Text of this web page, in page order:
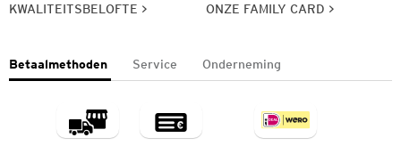
KWALITEITSBELOFTE ONZE FAMILY CARD
Betaalmethoden Service Onderneming